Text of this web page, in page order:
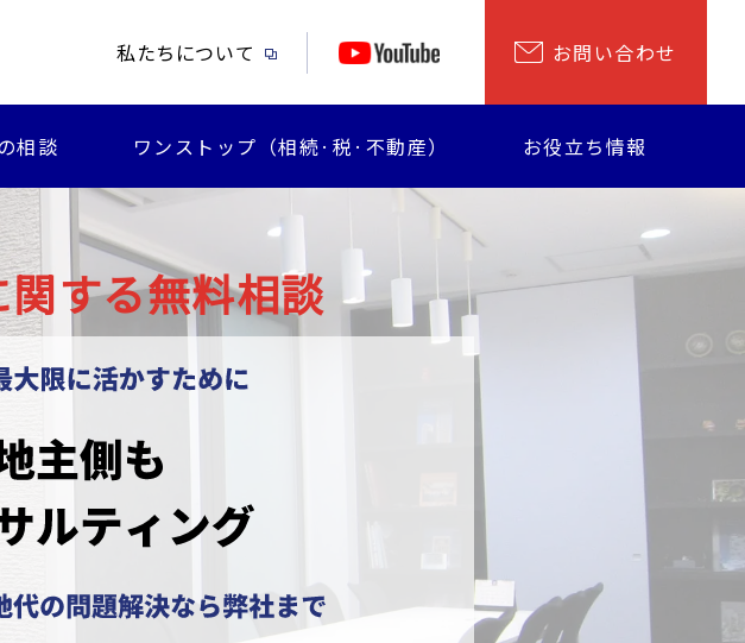
私たちについて お問い合わせ
相談 ワンストップ（相続·税·不動産） お役立ち情報
する無料相談